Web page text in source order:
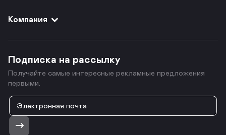
Компания
Подписка на рассылку
Получайте самые интересные рекламные предложения
первыми.